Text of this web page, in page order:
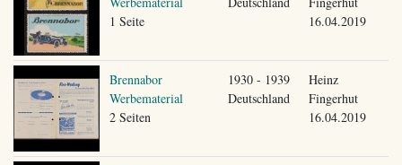
1 Seite
16.04.2019
Brennabor
Werbematerial
2 Seiten
1930 - 1939
Deutschland
Heinz
Fingerhut
16.04.2019